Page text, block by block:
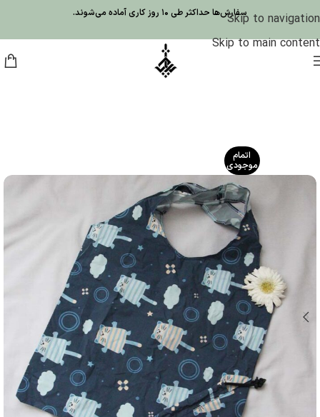
Skip to navigation
Skip to main content
سفارش‌ها حداکثر طی 10 روز کاری آماده می‌شوند.
اتمام
موجودی